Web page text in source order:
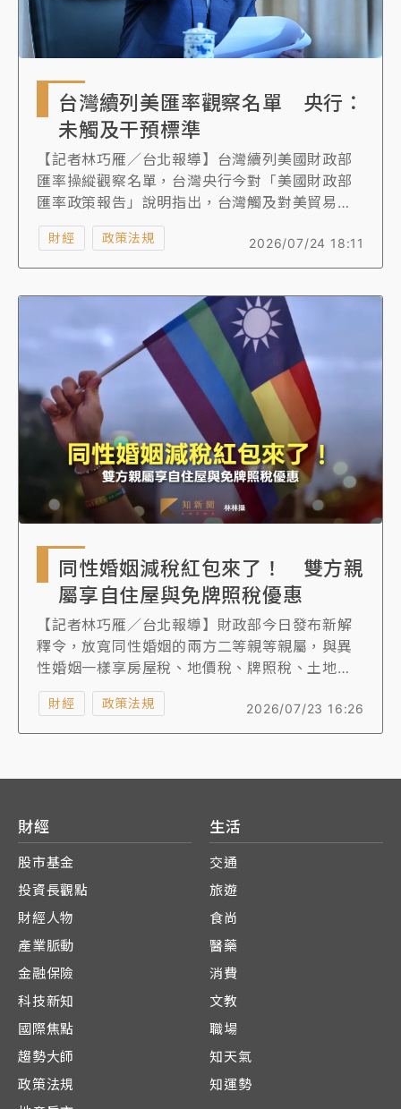
台灣續列美匯率觀察名單 央行：
未觸及干預標準
【記者林巧雁／台北報導】台灣續列美國財政部
匯率操縱觀察名單，台灣央行今對「美國財政部
匯率政策報告」說明指出，台灣觸及對美貿易順
差及經常帳順差兩項量化標準，但央行淨買匯金
額77億美元、約占GDP的0.8%，未達美方第三項
外匯干預標準。
2026/07/24 18:11
財經 政策法規
同性婚姻減稅紅包來了！ 雙方親
屬享自住屋與免牌照稅優惠
【記者林巧雁／台北報導】財政部今日發布新解
釋令，放寬同性婚姻的兩方二等親等親屬，與異
性婚姻一樣享房屋稅、地價稅、牌照稅、土地增
值稅、重購退稅等租稅優惠。賦稅署指出，統計
至去年底共有1萬9368對同性婚，3萬8737人名
下的房屋或車子都有機會受惠。
2026/07/23 16:26
財經 政策法規
財經
股市基金
投資長觀點
財經人物
產業脈動
金融保險
科技新知
國際焦點
趨勢大師
政策法規
生活
交通
旅遊
食尚
醫藥
消費
文教
職場
知天氣
知運勢